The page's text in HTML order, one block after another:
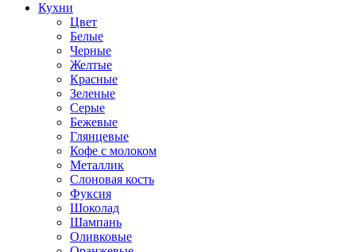
Кухни
Цвет
Белые
Черные
Желтые
Красные
Зеленые
Серые
Бежевые
Глянцевые
Кофе с молоком
Металлик
Слоновая кость
Фуксия
Шоколад
Шампань
Оливковые